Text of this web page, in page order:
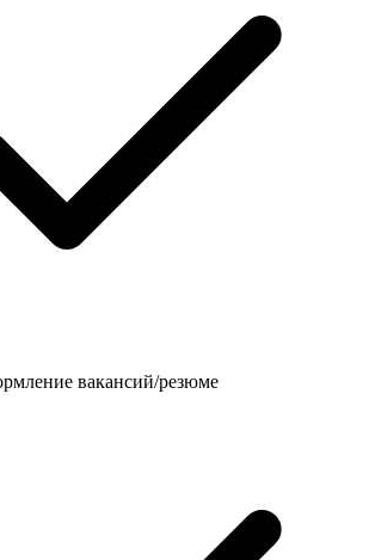
вакансий/резюме